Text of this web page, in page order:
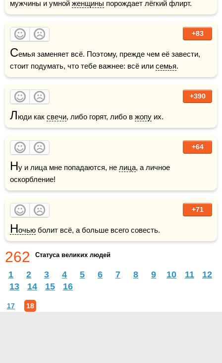
мужчины и умной женщины порождает лёгкий флирт.
+83
Семья заменяет всё. Поэтому, прежде чем её завести,
стоит подумать, что тебе важнее: всё или семья.
+390
Люди как свечи, либо горят, либо в жопу их.
+64
Ну и лица мне попадаются, не лица, а личное
оскорбление!
+71
Ночью болит всё, а больше всего совесть.
262 Статуса великих людей
1 2 3 4 5 6 7 8 9 10 11
12
13
14 15 16
17 18